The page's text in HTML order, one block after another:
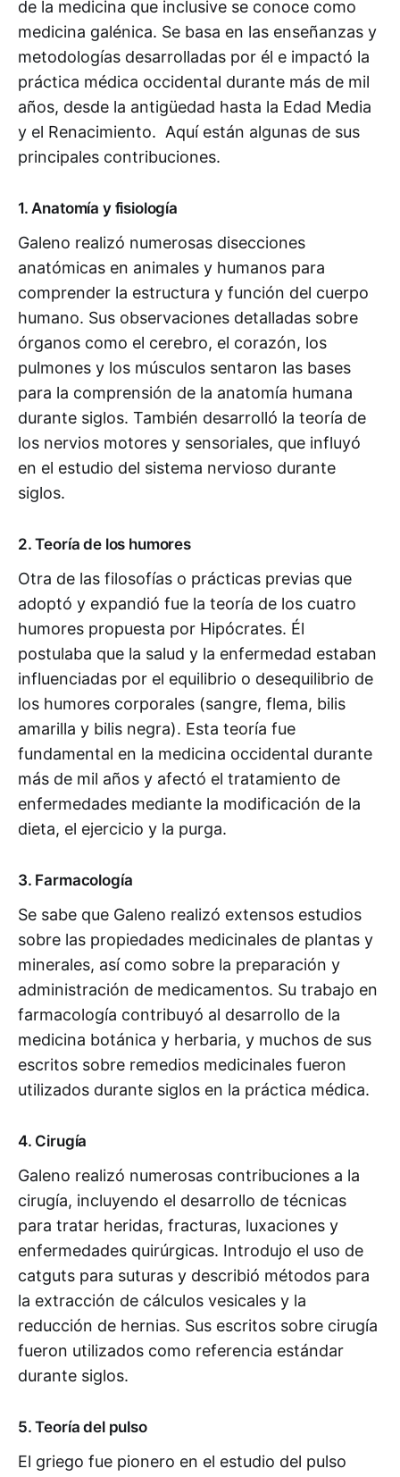
de la medicina que inclusive se conoce como
medicina galénica. Se basa en las enseñanzas y
metodologías desarrolladas por él e impactó la
práctica médica occidental durante más de mil
años, desde la antigüedad hasta la Edad Media
y el Renacimiento. Aquí están algunas de sus
principales contribuciones.
1. Anatomía y fisiología
Galeno realizó numerosas disecciones
anatómicas en animales y humanos para
comprender la estructura y función del cuerpo
humano. Sus observaciones detalladas sobre
órganos como el cerebro, el corazón, los
pulmones y los músculos sentaron las bases
para la comprensión de la anatomía humana
durante siglos. También desarrolló la teoría de
los nervios motores y sensoriales, que influyó
en el estudio del sistema nervioso durante
siglos.
2. Teoría de los humores
Otra de las filosofías o prácticas previas que
adoptó y expandió fue la teoría de los cuatro
humores propuesta por Hipócrates. Él
postulaba que la salud y la enfermedad estaban
influenciadas por el equilibrio o desequilibrio de
los humores corporales (sangre, flema, bilis
amarilla y bilis negra). Esta teoría fue
fundamental en la medicina occidental durante
más de mil años y afectó el tratamiento de
enfermedades mediante la modificación de la
dieta, el ejercicio y la purga.
3. Farmacología
Se sabe que Galeno realizó extensos estudios
sobre las propiedades medicinales de plantas y
minerales, así como sobre la preparación y
administración de medicamentos. Su trabajo en
farmacología contribuyó al desarrollo de la
medicina botánica y herbaria, y muchos de sus
escritos sobre remedios medicinales fueron
utilizados durante siglos en la práctica médica.
4. Cirugía
Galeno realizó numerosas contribuciones a la
cirugía, incluyendo el desarrollo de técnicas
para tratar heridas, fracturas, luxaciones y
enfermedades quirúrgicas. Introdujo el uso de
catguts para suturas y describió métodos para
la extracción de cálculos vesicales y la
reducción de hernias. Sus escritos sobre cirugía
fueron utilizados como referencia estándar
durante siglos.
5. Teoría del pulso
El griego fue pionero en el estudio del pulso